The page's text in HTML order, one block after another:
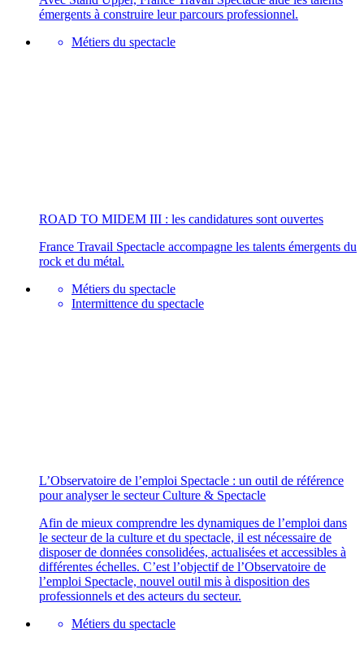
émergents à construire leur parcours professionnel.
Métiers du spectacle
ROAD TO MIDEM III : les candidatures sont ouvertes
France Travail Spectacle accompagne les talents émergents du
rock et du métal.
Métiers du spectacle
Intermittence du spectacle
L’Observatoire de l’emploi Spectacle : un outil de référence
pour analyser le secteur Culture & Spectacle
Afin de mieux comprendre les dynamiques de l’emploi dans
le secteur de la culture et du spectacle, il est nécessaire de
disposer de données consolidées, actualisées et accessibles à
différentes échelles. C’est l’objectif de l’Observatoire de
l’emploi Spectacle, nouvel outil mis à disposition des
professionnels et des acteurs du secteur.
Métiers du spectacle